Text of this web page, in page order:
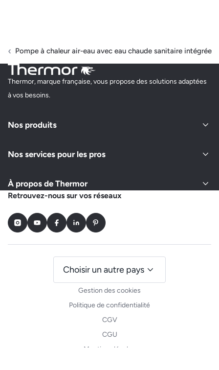
Pompe à chaleur air-eau avec eau chaude sanitaire intégrée
Thermor, marque française, vous propose des solutions adaptées
à vos besoins.
Nos produits
Nos services pour les pros
À propos de Thermor
Retrouvez-nous sur vos réseaux
InstagramYoutubeFacebookLinkedInPinterest
Gestion des cookies
Politique de confidentialité
CGV
CGU
Mentions légales
Choisir un autre pays